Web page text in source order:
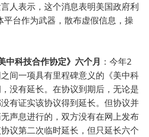
人表示，这个消息表明美国政府利
平台作为武器，散布虚假信息，操
中科技合作协定》六个月 ：今年2
间一项具有里程碑意义的《美中科
没有延长。在协议到期后，无论是
有证实该协议得到延长。但协议并
声息进行的，双方没有在网上发布
议第二次临时延长，但只延长六个